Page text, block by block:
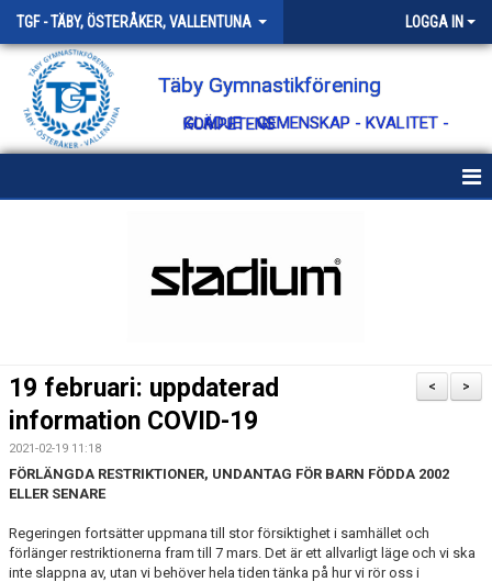
TGF - TÄBY, ÖSTERÅKER, VALLENTUNA LOGGA IN
Täby Gymnastikförening
GLÄDJE - GEMENSKAP - KVALITET - KOMPETENS
VÄRDEGRUND
FÖR MEDLEM
>
<
19 februari: uppdaterad
information COVID-19
2021-02-19 11:18
FÖRLÄNGDA RESTRIKTIONER, UNDANTAG FÖR BARN FÖDDA 2002
ELLER SENARE
Regeringen fortsätter uppmana till stor försiktighet i samhället och
förlänger restriktionerna fram till 7 mars. Det är ett allvarligt läge och vi ska
inte slappna av, utan vi behöver hela tiden tänka på hur vi rör oss i